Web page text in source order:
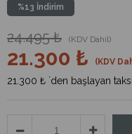
%13 İndirim
24.495 ₺ (KDV Dahil)
21.300 ₺ (KDV
21.300 ₺ `den başlayan